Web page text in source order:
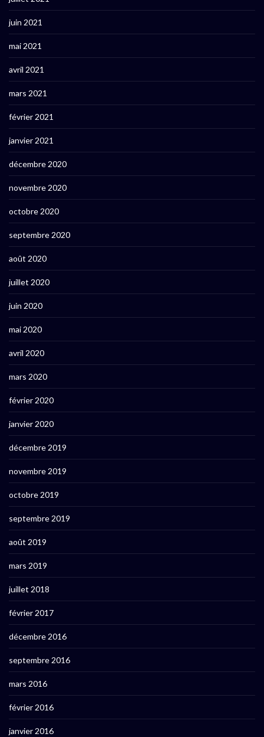
juin 2021
mai 2021
avril 2021
mars 2021
février 2021
janvier 2021
décembre 2020
novembre 2020
octobre 2020
septembre 2020
août 2020
juillet 2020
juin 2020
mai 2020
avril 2020
mars 2020
février 2020
janvier 2020
décembre 2019
novembre 2019
octobre 2019
septembre 2019
août 2019
mars 2019
juillet 2018
février 2017
décembre 2016
septembre 2016
mars 2016
février 2016
janvier 2016